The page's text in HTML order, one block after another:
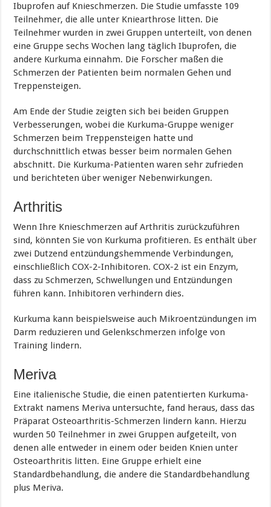
Ibuprofen auf Knieschmerzen. Die Studie umfasste 109
Teilnehmer, die alle unter Kniearthrose litten. Die
Teilnehmer wurden in zwei Gruppen unterteilt, von denen
eine Gruppe sechs Wochen lang täglich Ibuprofen, die
andere Kurkuma einnahm. Die Forscher maßen die
Schmerzen der Patienten beim normalen Gehen und
Treppensteigen.
Am Ende der Studie zeigten sich bei beiden Gruppen
Verbesserungen, wobei die Kurkuma-Gruppe weniger
Schmerzen beim Treppensteigen hatte und
durchschnittlich etwas besser beim normalen Gehen
abschnitt. Die Kurkuma-Patienten waren sehr zufrieden
und berichteten über weniger Nebenwirkungen.
Arthritis
Wenn Ihre Knieschmerzen auf Arthritis zurückzuführen
sind, könnten Sie von Kurkuma profitieren. Es enthält über
zwei Dutzend entzündungshemmende Verbindungen,
einschließlich COX-2-Inhibitoren. COX-2 ist ein Enzym,
dass zu Schmerzen, Schwellungen und Entzündungen
führen kann. Inhibitoren verhindern dies.
Kurkuma kann beispielsweise auch Mikroentzündungen im
Darm reduzieren und Gelenkschmerzen infolge von
Training lindern.
Meriva
Eine italienische Studie, die einen patentierten Kurkuma-
Extrakt namens Meriva untersuchte, fand heraus, dass das
Präparat Osteoarthritis-Schmerzen lindern kann. Hierzu
wurden 50 Teilnehmer in zwei Gruppen aufgeteilt, von
denen alle entweder in einem oder beiden Knien unter
Osteoarthritis litten. Eine Gruppe erhielt eine
Standardbehandlung, die andere die Standardbehandlung
plus Meriva.